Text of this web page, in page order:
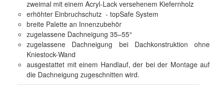
zweimal mit einem Acryl-Lack versehenem Kiefernholz
erhöhter Einbruchschutz - topSafe System
breite Palette an Innenzubehör
zugelassene Dachneigung 35–55°
zugelassene Dachneigung bei Dachkonstruktion ohne
Kniestock-Wand
ausgestattet mit einem Handlauf, der bei der Montage auf
die Dachneigung zugeschnitten wird.